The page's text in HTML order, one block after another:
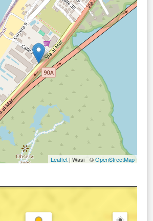
Leaflet | Wasi - ©OpenStreetMap